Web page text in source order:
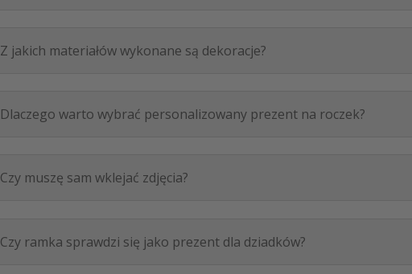
Z jakich materiałów wykonane są dekoracje?
Dlaczego warto wybrać personalizowany prezent na roczek?
Czy muszę sam wklejać zdjęcia?
Czy ramka sprawdzi się jako prezent dla dziadków?